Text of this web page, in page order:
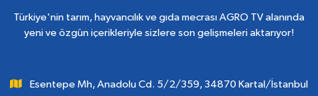
Türkiye'nin tarım, hayvancılık ve gıda mecrası AGRO TV alanında
yeni ve özgün içerikleriyle sizlere son gelişmeleri aktarıyor!
Esentepe Mh, Anadolu Cd. 5/2/359, 34870 Kartal/İstanbul